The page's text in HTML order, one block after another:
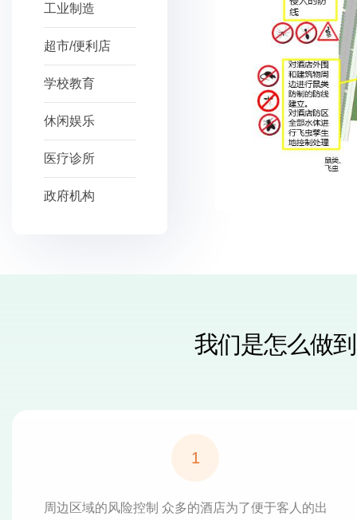
工业制造
超市/便利店
学校教育
休闲娱乐
医疗诊所
政府机构
我们是怎么做
1
周边区域的风险控制 众多的酒店为了便于客人的出